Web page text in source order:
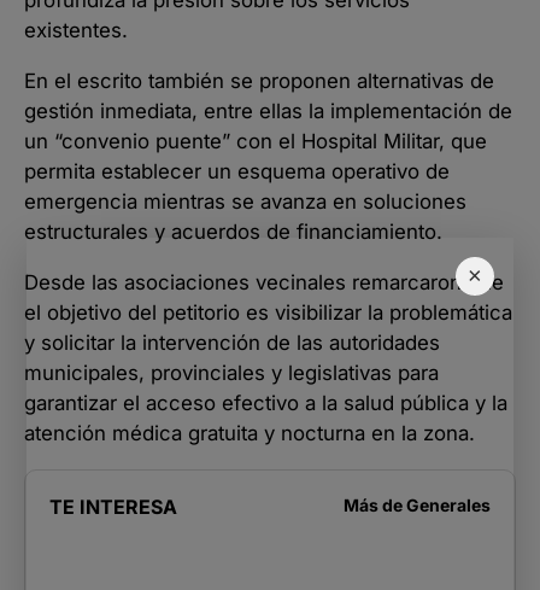
×
existentes.
En el escrito también se proponen alternativas de
gestión inmediata, entre ellas la implementación de
un “convenio puente” con el Hospital Militar, que
permita establecer un esquema operativo de
emergencia mientras se avanza en soluciones
estructurales y acuerdos de financiamiento.
Desde las asociaciones vecinales remarcaron que
el objetivo del petitorio es visibilizar la problemática
y solicitar la intervención de las autoridades
municipales, provinciales y legislativas para
garantizar el acceso efectivo a la salud pública y la
atención médica gratuita y nocturna en la zona.
TE INTERESA Más deGenerales